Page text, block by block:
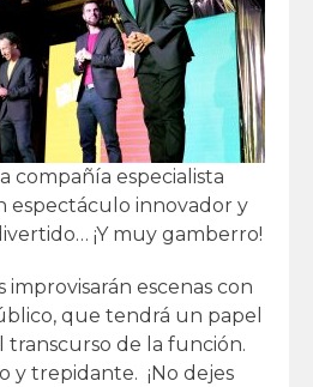
compañía especialista
espectáculo innovador y
¡Y muy gamberro!
improvisarán escenas con
, que tendrá un papel
de la función.
y trepidante. ¡No dejes